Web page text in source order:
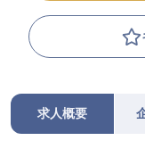
求人概要